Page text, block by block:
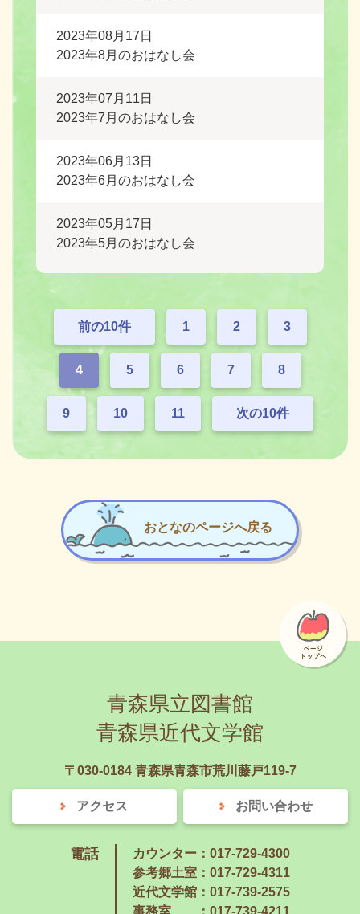
2023年08月17日
2023年8月のおはなし会
2023年07月11日
2023年7月のおはなし会
2023年06月13日
2023年6月のおはなし会
2023年05月17日
2023年5月のおはなし会
前の10件 1 2 3
4 5 6 7 8
9 10 11 次の10件
おとなのページへ戻る
青森県立図書館
青森県近代文学館
〒030-0184 青森県青森市荒川藤戸119-7
アクセス お問い合わせ
電話
カウンター：017-729-4300
参考郷土室：017-729-4311
近代文学館：017-739-2575
事務室
：017-739-4211